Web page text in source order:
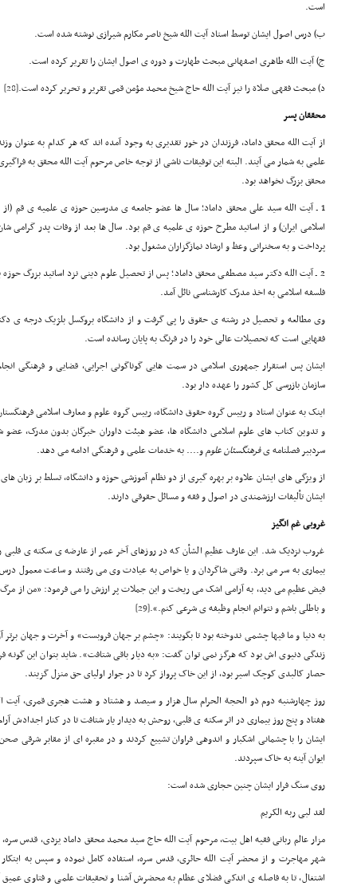
است.
ب) درس اصول ایشان توسط استاد آیت الله شیخ ناصر مکارم شیرازی نوشته شده است.
ج) آیت الله طاهری اصفهانی مبحث طهارت و دوره ی اصول ایشان را تقریر کرده است.
د) مبحث فقهی صلاة را نیز آیت الله حاج شیخ محمد مؤمن قمی تقریر و تحریر کرده است.[28]
محققان پسر
از آیت الله محقق داماد، فرزندان در خور تقدیری به وجود آمده اند که هر کدام به
علمی به شمار می آیند. البته این توفیقات ناشی از توجه خاص مرحوم آیت الله محقق به
محقق بزرگ نخواهد بود.
1 ـ آیت الله سید علی محقق داماد؛ سال ها عضو جامعه ی مدرسین حوزه ی علمیه ی قم
اسلامی ایران) و از اساتید مطرح حوزه ی علمیه ی قم بود. سال ها بعد از وفات پدر گرامی
پرداخت و به سخنرانی وعظ و ارشاد نمازگزاران مشغول بود.
2 ـ آیت الله دکتر سید مصطفی محقق داماد؛ پس از تحصیل علوم دینی نزد اساتید بزرگ
فلسفه اسلامی به اخذ مدرک کارشناسی نائل آمد.
وی مطالعه و تحصیل در رشته ی حقوق را پی گرفت و از دانشگاه بروکسل بلژیک درجه ی
فقهایی است که تحصیلات عالی خود را در فرنگ به پایان رسانده است.
ایشان پس استقرار جمهوری اسلامی در سمت هایی گوناگونی اجرایی، قضایی و فرهنگی
سازمان بازرسی کل کشور را عهده دار بود.
اینک به عنوان استاد و رییس گروه حقوق دانشگاه، رییس گروه علوم و معارف اسلامی
و تدوین کتاب های علوم اسلامی دانشگاه ها، عضو هیئت داوران خبرگان بدون مدرک، عضو
سردبیر فصلنامه یفرهنگستان علومو.... به خدمات علمی و فرهنگی ادامه می دهد.
از ویژگی های ایشان علاوه بر بهره گیری از دو نظام آموزشی حوزه و دانشگاه، تسلط بر زبان
ایشان تألیفات ارزشمندی در اصول و فقه و مسائل حقوقی دارند.
غروبی غم انگیز
غروب نزدیک شد. این عارف عظیم الشأن که در روزهای آخر عمر از عارضه ی سکته ی قلبی
بیماری به سر می برد. وقتی شاگردان و یا خواص به عیادت وی می رفتند و ساعت معمول درس
فیض عظیم می دید، به آرامی اشک می ریخت و این جملات پر ارزش را می فرمود: «من از
و باطلی باشم و نتوانم انجام وظیفه ی شرعی کنم.».[29]
به دنیا و ما فیها چشمی ندوخته بود تا بگویند: «چشم بر جهان فروبست» و آخرت و جهان
زندگی دنیوی اش بود که هرگز نمی توان گفت: «به دیار باقی شتافت». شاید بتوان این گونه
حصار کالبدی کوچک اسیر بود، از این خاک پرواز کرد تا در جوار اولیای حق منزل گزیند.
روز چهارشنبه دوم ذو الحجة الحرام سال هزار و سیصد و هشتاد و هشت هجری قمری، آیت
هفتاد و پنج روز بیماری در اثر سکته ی قلبی، روحش به دیدار یار شتافت تا در کنار اجدادش
ایشان را با چشمانی اشکبار و اندوهی فراوان تشییع کردند و در مقبره ای از مقابر شرقی
ایوان آینه به خاک سپردند.
روی سنگ فرار ایشان چنین حجاری شده است:
لقد لبی ربه الکریم
مزار عالم ربانی فقیه اهل بیت، مرحوم آیت الله حاج سید محمد محقق داماد یزدی، قدس
شهر مهاجرت و از محضر آیت الله حائری، قدس سره، استفاده کامل نموده و سپس به
اشتغال، تا به فاصله ی اندکی فضلای عظام به محضرش آشنا و تحقیقات علمی و فتاوی عمیق